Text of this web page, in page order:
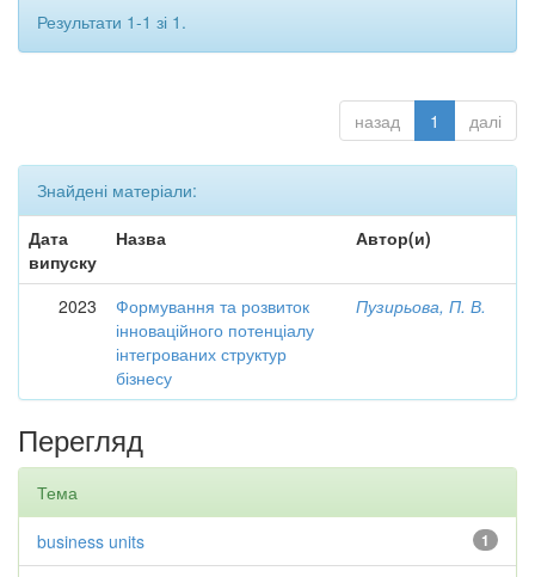
Результати 1-1 зі 1.
назад 1 далі
Знайдені матеріали:
Дата
випуску
Назва Автор(и)
2023
Формування та розвиток
інноваційного потенціалу
інтегрованих структур
бізнесу
Пузирьова, П. В.
Перегляд
Тема
1
business units